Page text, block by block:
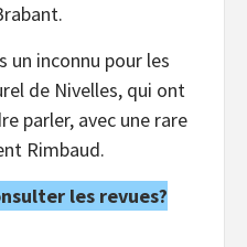
un inconnu pour les
de Nivelles, qui ont
parler, avec une rare
Rimbaud.
les revues?